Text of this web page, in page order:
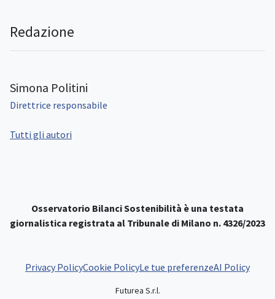
Redazione
Simona Politini
Direttrice responsabile
Tutti gli autori
Osservatorio Bilanci Sostenibilità è una testata
giornalistica registrata al Tribunale di Milano n. 4326/2023
Privacy PolicyCookie PolicyLe tue preferenzeAI Policy
Futurea S.r.l.